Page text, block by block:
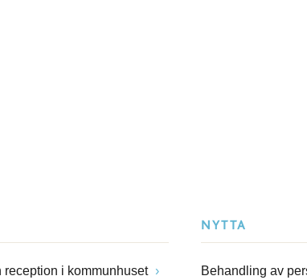
reception i kommunhuset
NYTTA
Behandling av